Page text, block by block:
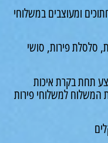
במשלוחי
פירות, סושי
בקרת איכות
למשלוחי פירות